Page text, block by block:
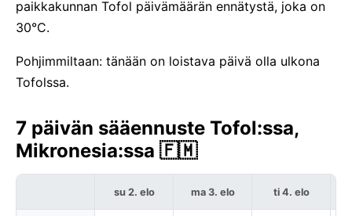
paikkakunnan Tofol päivämäärän ennätystä, joka on
30°C.
Pohjimmiltaan: tänään on loistava päivä olla ulkona
Tofolssa.
7 päivän sääennuste Tofol:ssa,
Mikronesia:ssa 🇫🇲
su 2. elo ma 3. elo ti 4. elo